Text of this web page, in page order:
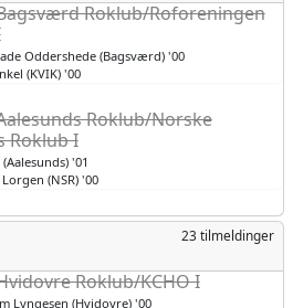
Roklub/Roforeningen
Oddershede (Bagsværd) '00
(KVIK) '00
Roklub/Norske
Roklub I
'01
(NSR) '00
23 tilmeldinger
Roklub/KCHO I
Lyngesen (Hvidovre) '00